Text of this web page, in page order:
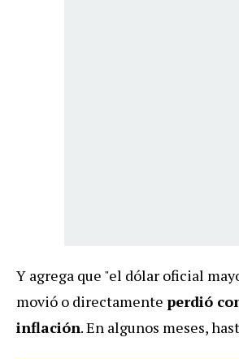
Y agrega que "el dólar oficial
movió o directamente perdió
inflación. En algunos meses,